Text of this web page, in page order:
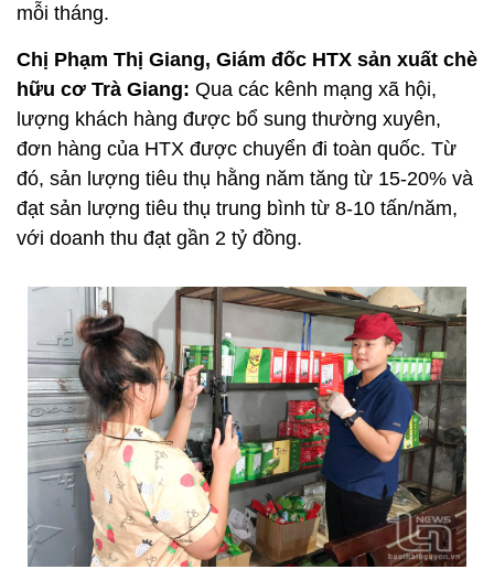
mỗi tháng.
Chị Phạm Thị Giang, Giám đốc HTX sản xuất chè
hữu cơ Trà Giang: Qua các kênh mạng xã hội,
lượng khách hàng được bổ sung thường xuyên,
đơn hàng của HTX được chuyển đi toàn quốc. Từ
đó, sản lượng tiêu thụ hằng năm tăng từ 15-20% và
đạt sản lượng tiêu thụ trung bình từ 8-10 tấn/năm,
với doanh thu đạt gần 2 tỷ đồng.